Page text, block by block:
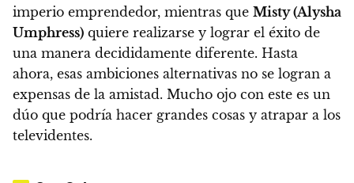
imperio emprendedor, mientras que Misty (Alysha
Umphress) quiere realizarse y lograr el éxito de
una manera decididamente diferente. Hasta
ahora, esas ambiciones alternativas no se logran a
expensas de la amistad. Mucho ojo con este es un
dúo que podría hacer grandes cosas y atrapar a los
televidentes.